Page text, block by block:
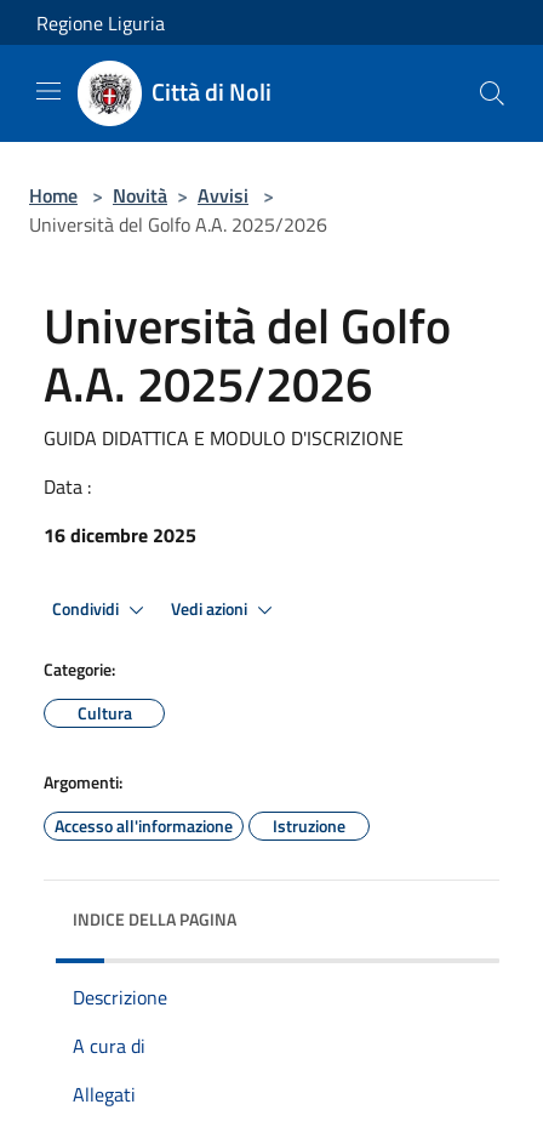
Salta al contenuto principale
Regione Liguria
Città di Noli
Home > Novità > Avvisi >
Università del Golfo A.A. 2025/2026
Università del Golfo
A.A. 2025/2026
GUIDA DIDATTICA E MODULO D'ISCRIZIONE
Data :
16 dicembre 2025
Condividi Vedi azioni
Categorie:
Cultura
Argomenti:
Accesso all'informazione
Istruzione
INDICE DELLA PAGINA
Descrizione
A cura di
Allegati